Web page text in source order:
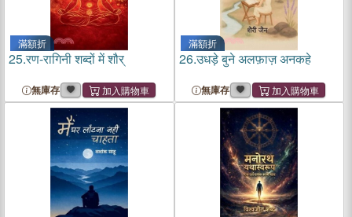
滿額折
25.रण-रागिनी शब्दों में शौर्
無庫存
滿額折
26.उधड़े बुने अलफ़ाज़ अनकहे
無庫存